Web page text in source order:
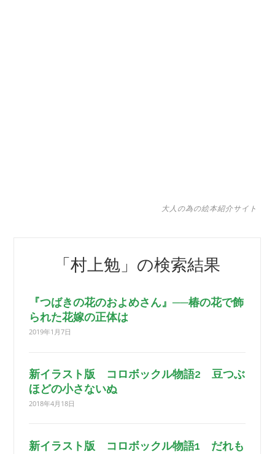
大人の為の絵本紹介サイト
「 村上勉 」の検索結果
『つばきの花のおよめさん』──椿の花で飾
られた花嫁の正体は
2019年1月7日
新イラスト版 コロボックル物語2 豆つぶ
ほどの小さないぬ
2018年4月18日
新イラスト版 コロボックル物語1 だれも